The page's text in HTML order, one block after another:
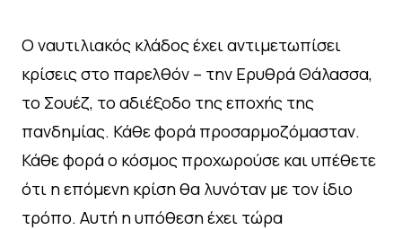
Ο ναυτιλιακός κλάδος έχει αντιμετωπίσει
κρίσεις στο παρελθόν – την Ερυθρά Θάλασσα,
το Σουέζ, το αδιέξοδο της εποχής της
πανδημίας. Κάθε φορά προσαρμοζόμασταν.
Κάθε φορά ο κόσμος προχωρούσε και υπέθετε
ότι η επόμενη κρίση θα λυνόταν με τον ίδιο
τρόπο. Αυτή η υπόθεση έχει τώρα